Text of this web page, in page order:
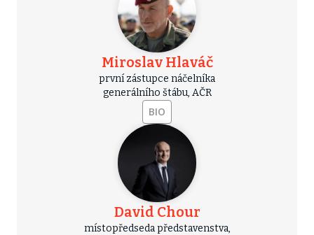
Miroslav Hlaváč
první zástupce náčelníka
generálního štábu, AČR
BIO
David Chour
místopředseda představenstva,